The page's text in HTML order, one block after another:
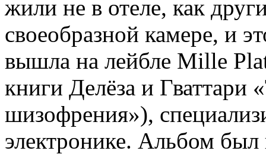
жили не в отеле, как
своеобразной камере, и
вышла на лейбле Mille
книги Делёза и Гваттари
шизофрения»),
электронике. Альбом был